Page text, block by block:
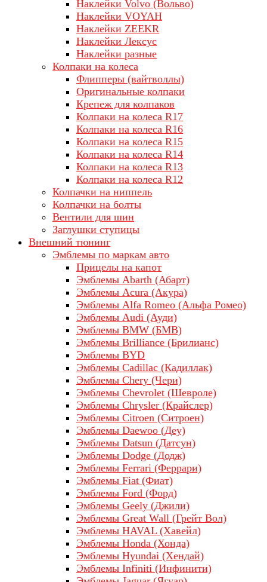
Наклейки Volvo (Вольво)
Наклейки VOYAH
Наклейки ZEEKR
Наклейки Лексус
Наклейки разные
Колпаки на колеса
Флипперы (вайтволлы)
Оригинальные колпаки
Крепеж для колпаков
Колпаки на колеса R17
Колпаки на колеса R16
Колпаки на колеса R15
Колпаки на колеса R14
Колпаки на колеса R13
Колпаки на колеса R12
Колпачки на ниппель
Колпачки на болты
Вентили для шин
Заглушки ступицы
Внешний тюнинг
Эмблемы по маркам авто
Прицелы на капот
Эмблемы Abarth (Абарт)
Эмблемы Acura (Акура)
Эмблемы Alfa Romeo (Альфа Ромео)
Эмблемы Audi (Ауди)
Эмблемы BMW (БМВ)
Эмблемы Brilliance (Брилианс)
Эмблемы BYD
Эмблемы Cadillac (Кадиллак)
Эмблемы Chery (Чери)
Эмблемы Chevrolet (Шевроле)
Эмблемы Chrysler (Крайслер)
Эмблемы Citroen (Ситроен)
Эмблемы Daewoo (Деу)
Эмблемы Datsun (Датсун)
Эмблемы Dodge (Додж)
Эмблемы Ferrari (Феррари)
Эмблемы Fiat (Фиат)
Эмблемы Ford (Форд)
Эмблемы Geely (Джили)
Эмблемы Great Wall (Грейт Вол)
Эмблемы HAVAL (Хавейл)
Эмблемы Honda (Хонда)
Эмблемы Hyundai (Хендай)
Эмблемы Infiniti (Инфинити)